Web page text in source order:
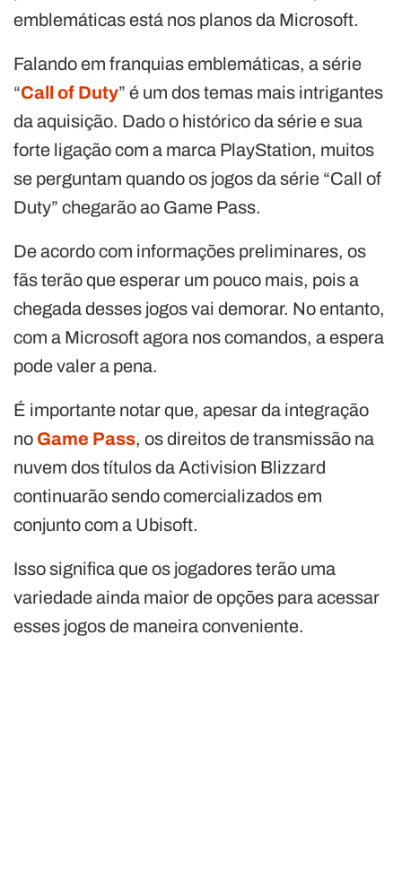
emblemáticas está nos planos da Microsoft.
Falando em franquias emblemáticas, a série
“Call of Duty” é um dos temas mais intrigantes
da aquisição. Dado o histórico da série e sua
forte ligação com a marca PlayStation, muitos
se perguntam quando os jogos da série “Call of
Duty” chegarão ao Game Pass.
De acordo com informações preliminares, os
fãs terão que esperar um pouco mais, pois a
chegada desses jogos vai demorar. No entanto,
com a Microsoft agora nos comandos, a espera
pode valer a pena.
É importante notar que, apesar da integração
no Game Pass, os direitos de transmissão na
nuvem dos títulos da Activision Blizzard
continuarão sendo comercializados em
conjunto com a Ubisoft.
Isso significa que os jogadores terão uma
variedade ainda maior de opções para acessar
esses jogos de maneira conveniente.